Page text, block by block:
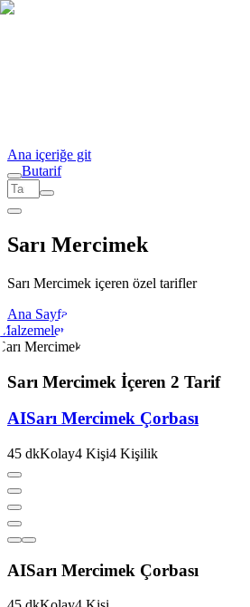
Ana içeriğe git
Butarif
Sarı Mercimek
Sarı Mercimek içeren özel tarifler
Ana Sayfa
Mercimek
Sarı Mercimek İçeren 2 Tarif
AISarı Mercimek Çorbası
45 dkKolay4 Kişi4 Kişilik
AISarı Mercimek Çorbası